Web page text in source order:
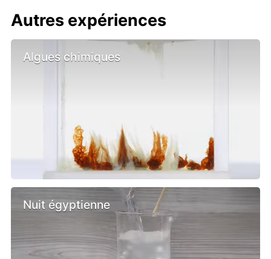
Autres expériences
Algues chimiques
Nuit égyptienne